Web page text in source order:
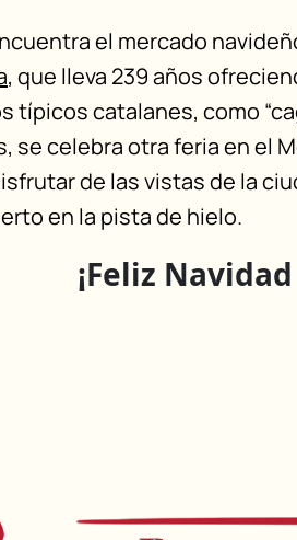
el mercado
, que lleva 239 años
catalanes, como
se celebra otra feria en el
de las vistas de la
en la pista de hielo.
¡Feliz